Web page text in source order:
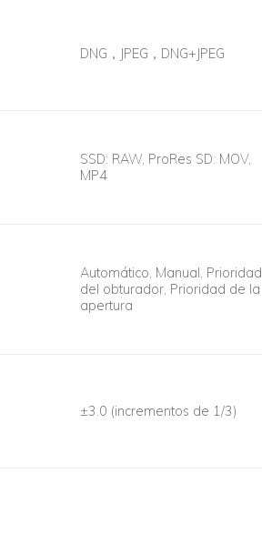
DNG，JPEG，DNG+JPEG
SSD: RAW, ProRes SD: MOV,
MP4
Automático, Manual, Prioridad
del obturador, Prioridad de la
apertura
±3.0 (incrementos de 1/3)